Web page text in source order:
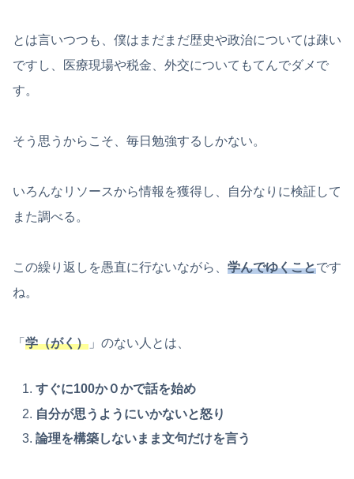
とは言いつつも、僕はまだまだ歴史や政治については疎い
ですし、医療現場や税金、外交についてもてんでダメで
す。
そう思うからこそ、毎日勉強するしかない。
いろんなリソースから情報を獲得し、自分なりに検証して
また調べる。
この繰り返しを愚直に行ないながら、 学んでゆくことです
ね。
「 学（がく） 」のない人とは、
すぐに100か０かで話を始め
自分が思うようにいかないと怒り
論理を構築しないまま文句だけを言う